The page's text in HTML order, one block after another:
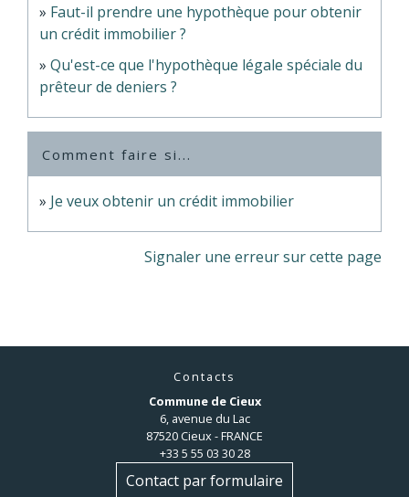
Faut-il prendre une hypothèque pour obtenir
un crédit immobilier ?
Qu'est-ce que l'hypothèque légale spéciale du
prêteur de deniers ?
Comment faire si...
Je veux obtenir un crédit immobilier
Signaler une erreur sur cette page
Contacts
Commune de Cieux
6, avenue du Lac
87520 Cieux - FRANCE
+33 5 55 03 30 28
Contact par formulaire